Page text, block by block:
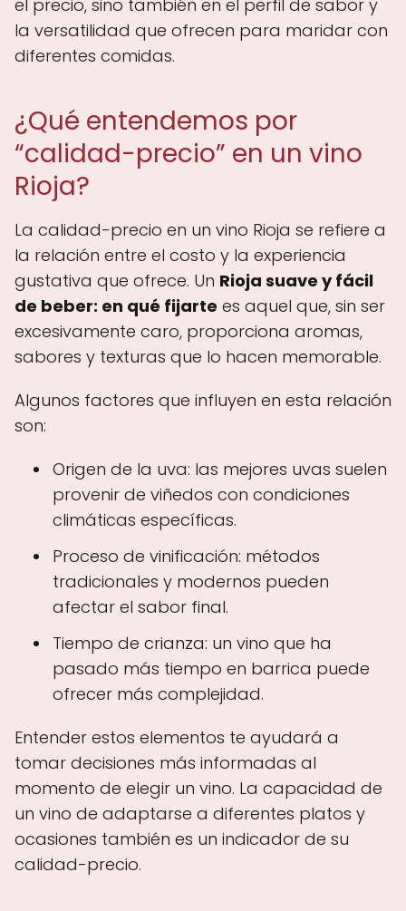
el precio, sino también en el perfil de sabor y
la versatilidad que ofrecen para maridar con
diferentes comidas.
¿Qué entendemos por
“calidad-precio” en un vino
Rioja?
La calidad-precio en un vino Rioja se refiere a
la relación entre el costo y la experiencia
gustativa que ofrece. Un Rioja suave y fácil
de beber: en qué fijarte es aquel que, sin ser
excesivamente caro, proporciona aromas,
sabores y texturas que lo hacen memorable.
Algunos factores que influyen en esta relación
son:
Origen de la uva: las mejores uvas suelen
provenir de viñedos con condiciones
climáticas específicas.
Proceso de vinificación: métodos
tradicionales y modernos pueden
afectar el sabor final.
Tiempo de crianza: un vino que ha
pasado más tiempo en barrica puede
ofrecer más complejidad.
Entender estos elementos te ayudará a
tomar decisiones más informadas al
momento de elegir un vino. La capacidad de
un vino de adaptarse a diferentes platos y
ocasiones también es un indicador de su
calidad-precio.